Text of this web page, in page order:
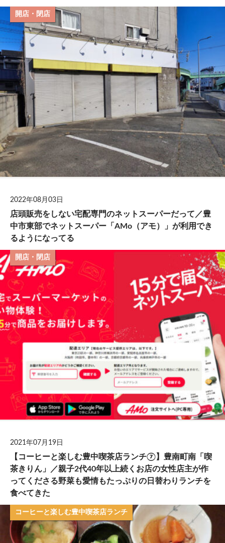
開店・閉店
2022年08月03日
店頭販売をしない宅配専門のネットスーパーだって／豊
中市東部でネットスーパー「AMo（アモ）」が利用でき
るようになってる
開店・閉店
2021年07月19日
【コーヒーと楽しむ豊中喫茶店ランチ⑦】豊南町南「喫
茶きりん」／親子2代40年以上続くお店の女性店主が作
ってくださる野菜も愛情もたっぷりの日替わりランチを
食べてきた
コーヒーと楽しむ豊中喫茶店ランチ